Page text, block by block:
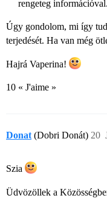
rengeteg információval.
Úgy gondolom, mi így
terjedését. Ha van még
Hajrá Vaperina!
10 « J'aime »
Donat (Dobri Donát) 20
Szia
Üdvözöllek a